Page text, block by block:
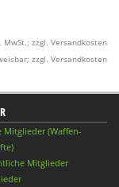
MwSt.; zzgl. Versandkosten
zzgl. Versandkosten
Mitglieder (Waffen-
Mitglieder